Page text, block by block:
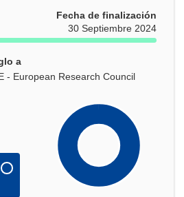
Fecha de finalización
30 Septiembre 2024
a
- European Research Council